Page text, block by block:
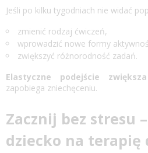
Jeśli po kilku tygodniach nie widać
zmienić rodzaj ćwiczeń,
wprowadzić nowe formy
zwiększyć różnorodność zadań.
Elastyczne podejście
zapobiega zniechęceniu.
Zacznij bez stresu
dziecko na terapię